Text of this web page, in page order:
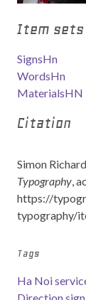
Item sets
SignsHn
WordsHn
MaterialsHN
Citation
Simon
Typography,
https://
typography/
Tags
Ha Noi